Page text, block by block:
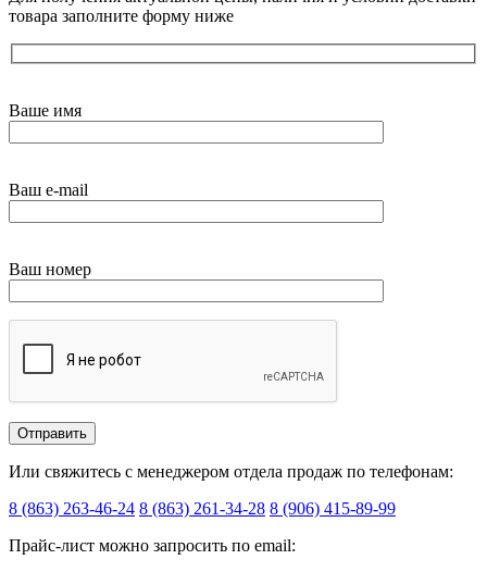
товара заполните форму ниже
Ваше имя
Ваш e-mail
Ваш номер
Или свяжитесь с менеджером отдела продаж по телефонам:
8 (863) 263-46-24 8 (863) 261-34-28 8 (906) 415-89-99
Прайс-лист можно запросить по email: